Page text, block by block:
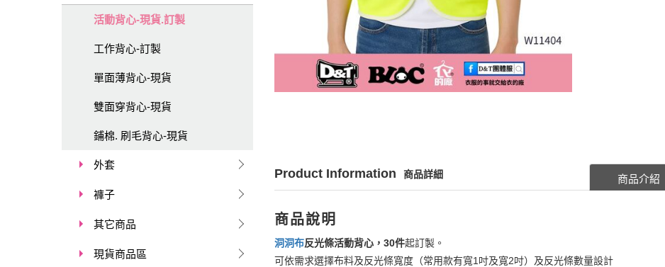
活動背心-現貨.訂製
工作背心-訂製
單面薄背心-現貨
雙面穿背心-現貨
鋪棉. 刷毛背心-現貨
外套
褲子
其它商品
現貨商品區
Product Information 商品詳細 商品介紹
商品說明
洞洞布反光條活動背心，30件起訂製。
可依需求選擇布料及反光條寬度（常用款有寬1吋及寬2吋）及反光條數量設計